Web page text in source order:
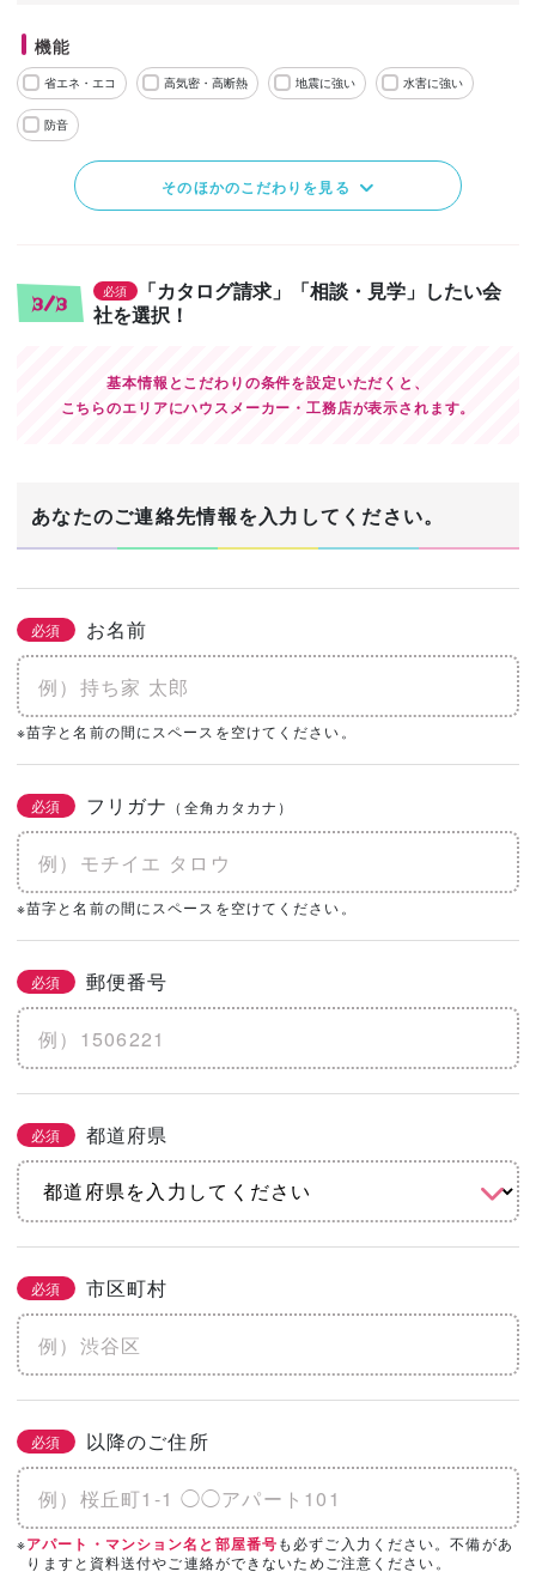
機能
省エネ・エコ 高気密・高断熱 地震に強い 水害に強い
防音
そのほかのこだわりを見る
3/3
必須
「カタログ請求」「相談・見学」したい会
社を選択！
基本情報とこだわりの条件を設定いただくと、
こちらのエリアにハウスメーカー・工務店が表示されます。
あなたのご連絡先情報を入力してください。
必須 お名前
※苗字と名前の間にスペースを空けてください。
必須 フリガナ （全角カタカナ）
※苗字と名前の間にスペースを空けてください。
必須 郵便番号
必須 都道府県
必須 市区町村
必須 以降のご住所
※アパート・マンション名と部屋番号も必ずご入力ください。不備があ
りますと資料送付やご連絡ができないためご注意ください。